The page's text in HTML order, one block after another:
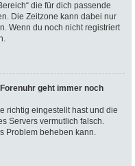
die für dich passende
Die Zeitzone kann dabei nur
Wenn du noch nicht registriert
geht immer noch
richtig eingestellt hast und die
Servers vermutlich falsch.
Problem beheben kann.